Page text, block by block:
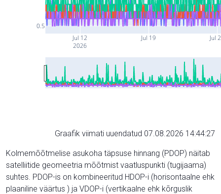
Jul 12
2026
Jul 19 Jul
0.5
Graafik viimati uuendatud 07.08.2026 14:44:27
Kolmemõõtmelise asukoha täpsuse hinnang (PDOP) näitab
satelliitide geomeetria mõõtmist vaatluspunkti (tugijaama)
suhtes. PDOP-is on kombineeritud HDOP-i (horisontaalne ehk
plaaniline väärtus ) ja VDOP-i (vertikaalne ehk kõrguslik